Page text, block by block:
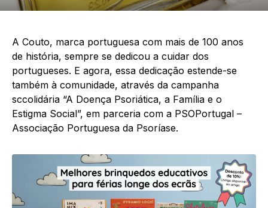
A Couto, marca portuguesa com mais de 100 anos
de história, sempre se dedicou a cuidar dos
portugueses. E agora, essa dedicação estende-se
também à comunidade, através da campanha
sccolidária “A Doença Psoriática, a Família e o
Estigma Social”, em parceria com a PSOPortugal –
Associação Portuguesa da Psoríase.